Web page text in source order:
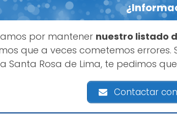
por mantener nuestro listado
que a veces cometemos
Santa Rosa de Lima, te pedimos
Contactar con